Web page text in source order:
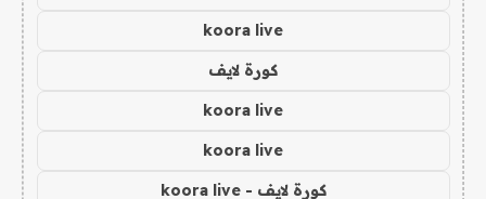
koora live
كورة لايف
koora live
koora live
كورة لايف - koora live